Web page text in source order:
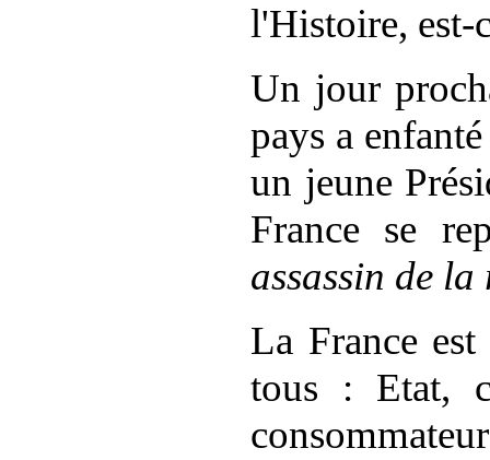
l'Histoire, est-
Un jour
pays a
un jeune
France se
assassin de la
La France
tous : Etat,